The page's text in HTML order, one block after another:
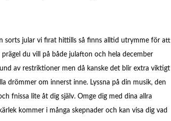
sorts jular vi firat hittills så finns alltid utrymme för att
du vill på både julafton och hela december
av restriktioner men då kanske det blir extra viktigt
drömmer om innerst inne. Lyssna på din musik, den
fnissa lite åt dig själv. Omge dig med dina allra
kommer i många skepnader och kan visa dig vad